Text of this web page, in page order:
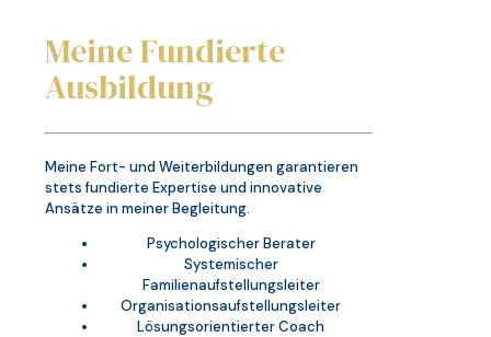
Meine Fundierte
Ausbildung
Meine Fort- und Weiterbildungen garantieren
stets fundierte Expertise und innovative
Ansätze in meiner Begleitung.
Psychologischer Berater
Systemischer
Familienaufstellungsleiter
Organisationsaufstellungsleiter
Lösungsorientierter Coach